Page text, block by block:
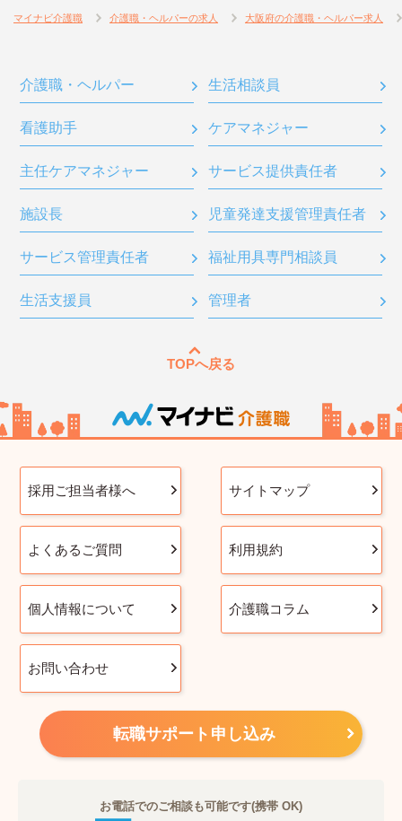
マイナビ介護職 介護職・ヘルパーの求人 大阪府の介護職・ヘルパー求人
介護職・ヘルパー 生活相談員
看護助手 ケアマネジャー
主任ケアマネジャー サービス提供責任者
施設長 児童発達支援管理責任者
サービス管理責任者 福祉用具専門相談員
生活支援員 管理者
TOPへ戻る
採用ご担当者様へ サイトマップ
よくあるご質問 利用規約
個人情報について 介護職コラム
お問い合わせ
転職サポート申し込み
お電話でのご相談も可能です(携帯 OK)